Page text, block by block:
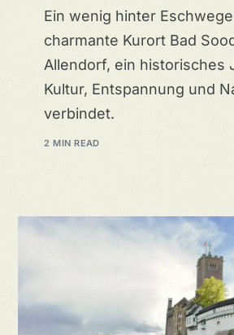
Ein wenig hinter
charmante Kurort Bad
Allendorf, ein historisches
Kultur, Entspannung und
verbindet.
2 MIN READ